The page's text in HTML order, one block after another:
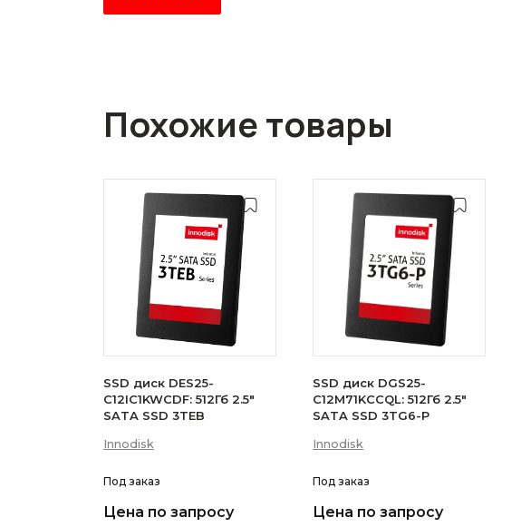
Похожие товары
SSD диск DES25-
C12IC1KWCDF: 512Гб 2.5"
SATA SSD 3TEB
Innodisk
Под заказ
Цена по запросу
SSD диск DGS25-
C12M71KCCQL: 512Гб 2.5"
SATA SSD 3TG6-P
Innodisk
Под заказ
Цена по запросу